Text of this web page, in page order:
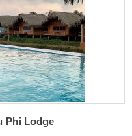
Phi Lodge